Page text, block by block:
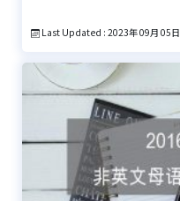
Last Updated : 2023年 09月 05日